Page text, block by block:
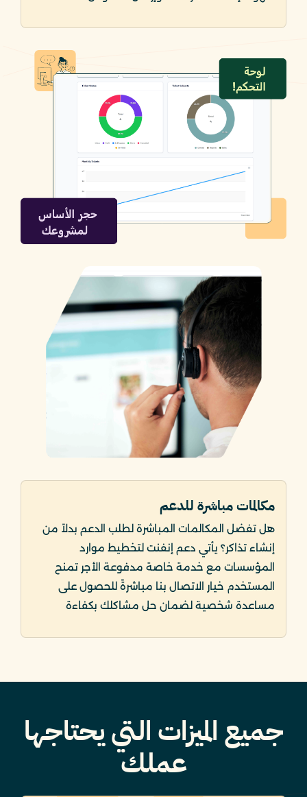
مكالمات مباشرة للدعم
هل تفضل المكالمات المباشرة لطلب الدعم بدلاً من
إنشاء تذاكر؟ يأتي دعم إنفنت لتخطيط موارد
المؤسسات مع خدمة خاصة مدفوعة الأجر تمنح
المستخدم خيار الاتصال بنا مباشرةً للحصول على
مساعدة شخصية لضمان حل مشاكلك بكفاءة
جميع الميزات التي يحتاجها
عملك